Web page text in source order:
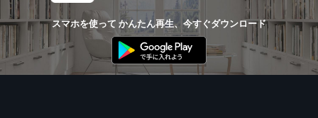
スマホを使って かんたん再生、今すぐダウンロード